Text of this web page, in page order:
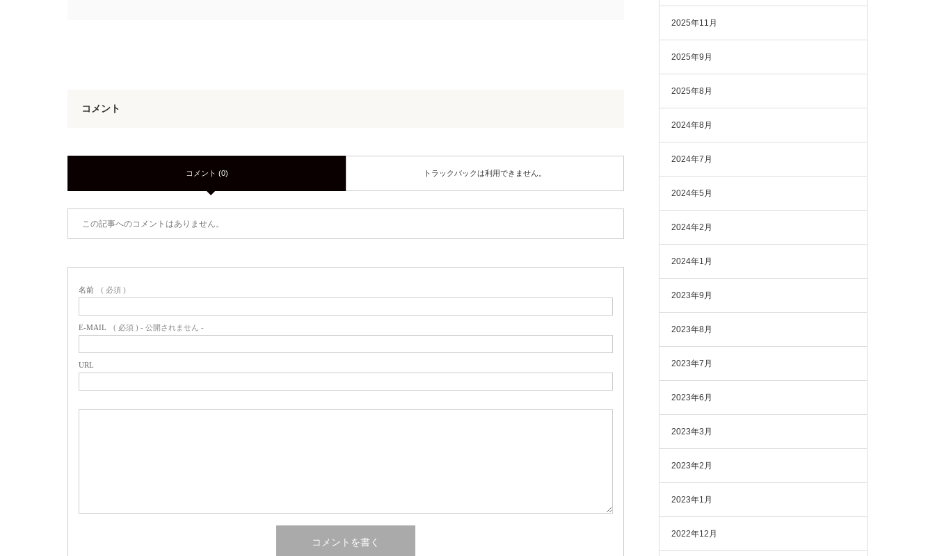
コメント
コメント (0) トラックバックは利用できません。
この記事へのコメントはありません。
名前 ( 必須 )
E-MAIL ( 必須 ) - 公開されません -
URL
2025年11月
2025年9月
2025年8月
2024年8月
2024年7月
2024年5月
2024年2月
2024年1月
2023年9月
2023年8月
2023年7月
2023年6月
2023年3月
2023年2月
2023年1月
2022年12月